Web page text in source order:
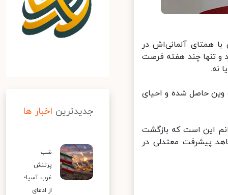
همتای آلمانی‌اش در
تنها چند هفته فرصت
حاصل شده و احیای
این است که بازگشت
پیشرفت معتدلی در
جدیدترین اخبار ها
شب
پرتنش
غرب آسیا؛
از ادعای